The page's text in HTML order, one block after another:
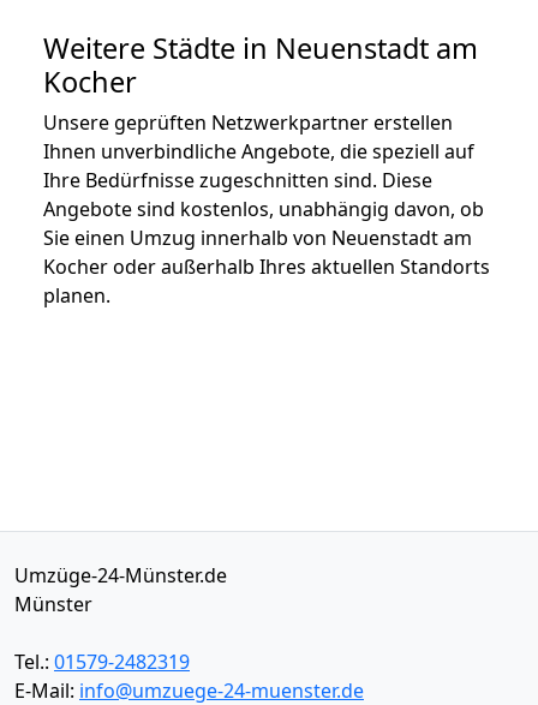
Weitere Städte in Neuenstadt am
Kocher
Unsere geprüften Netzwerkpartner erstellen
Ihnen unverbindliche Angebote, die speziell auf
Ihre Bedürfnisse zugeschnitten sind. Diese
Angebote sind kostenlos, unabhängig davon, ob
Sie einen Umzug innerhalb von Neuenstadt am
Kocher oder außerhalb Ihres aktuellen Standorts
planen.
Umzüge-24-Münster.de
Münster
Tel.: 01579-2482319
E-Mail: info@umzuege-24-muenster.de